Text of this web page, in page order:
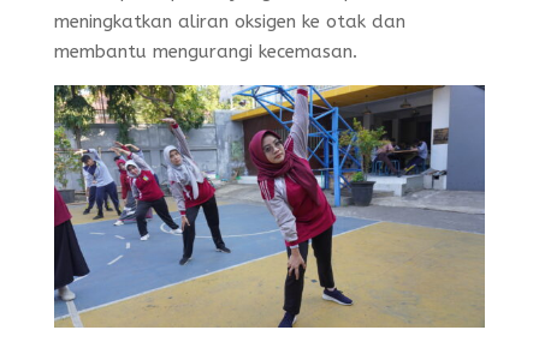
meningkatkan aliran oksigen ke otak dan
membantu mengurangi kecemasan.